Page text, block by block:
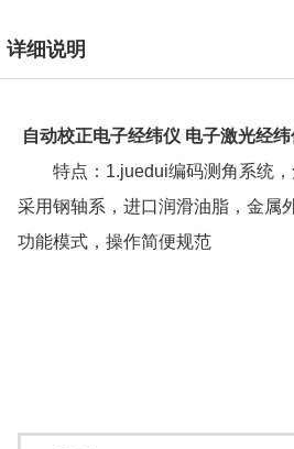
详细说明
自动校正电子经纬仪 电子激光经纬
特点： 1.juedui编码测角系统
采用钢轴系，进口润滑油脂，金属
功能模式，操作简便规范